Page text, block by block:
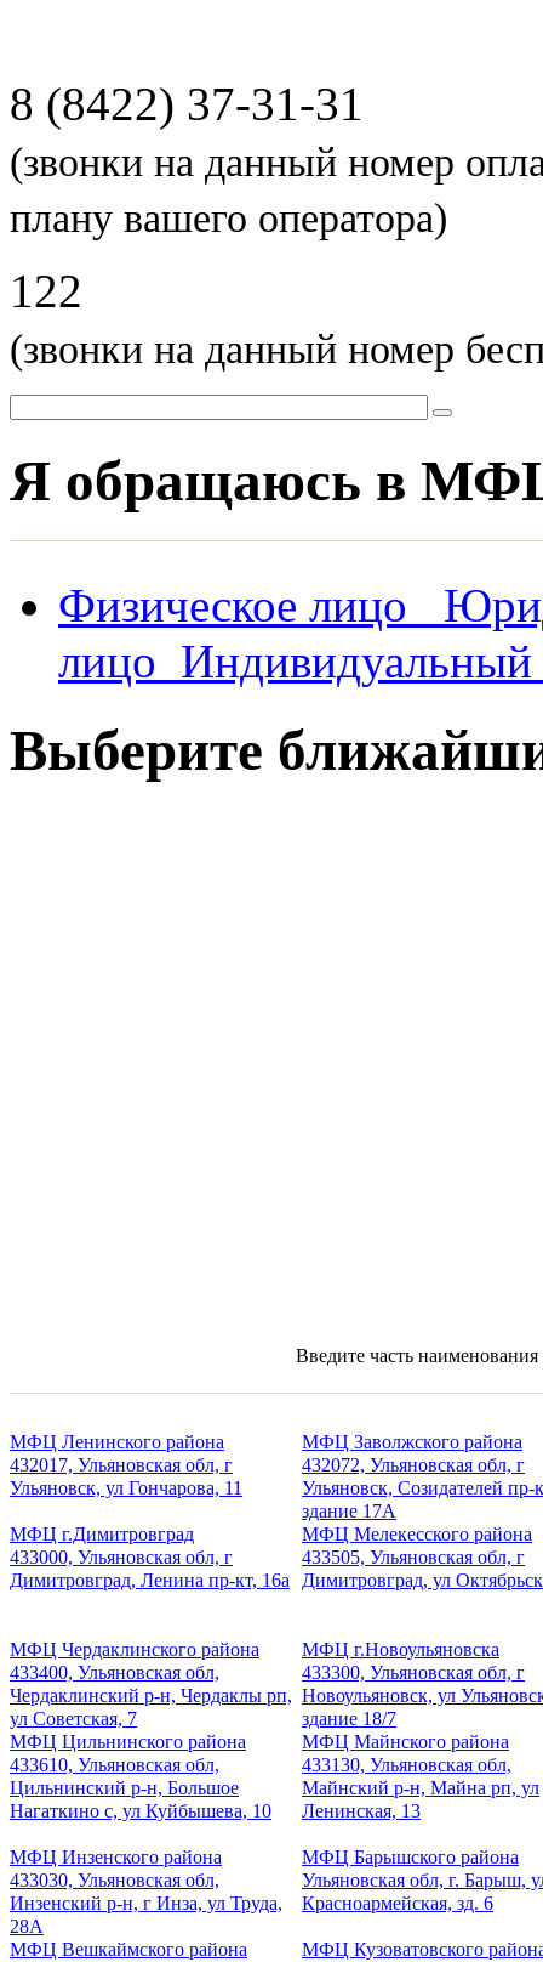
8 (8422) 37-31-31
(звонки на данный номер
плану вашего оператора)
122
(звонки на данный номер
Я обращаюсь в
Физическое лицо
лицо Индивидуальный
Выберите
Введите часть
МФЦ Ленинского района
432017, Ульяновская обл, г
Ульяновск, ул Гончарова, 11
МФЦ Заволжского района
432072, Ульяновская обл, г
Ульяновск, Созидателей пр-
здание 17А
МФЦ г.Димитровград
433000, Ульяновская обл, г
Димитровград, Ленина пр-кт, 16а
МФЦ Мелекесского района
433505, Ульяновская обл, г
Димитровград, ул
МФЦ Чердаклинского района
433400, Ульяновская обл,
Чердаклинский р-н, Чердаклы рп,
ул Советская, 7
МФЦ г.Новоульяновска
433300, Ульяновская обл, г
Новоульяновск, ул
здание 18/7
МФЦ Цильнинского района
433610, Ульяновская обл,
Цильнинский р-н, Большое
Нагаткино с, ул Куйбышева, 10
МФЦ Майнского района
433130, Ульяновская обл,
Майнский р-н, Майна рп, ул
Ленинская, 13
МФЦ Инзенского района
433030, Ульяновская обл,
Инзенский р-н, г Инза, ул Труда,
28А
МФЦ Барышского района
Ульяновская обл, г. Барыш,
Красноармейская, зд. 6
МФЦ Вешкаймского района
МФЦ Кузоватовского